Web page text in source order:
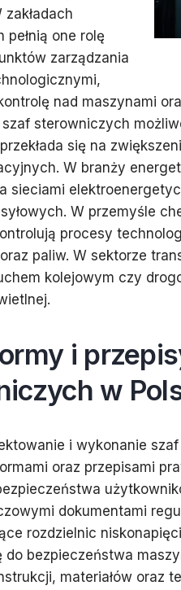
pełnią one rolę
zarządzania
nad maszynami
sterowniczych
się na
W branży
sieciami
W przemyśle
procesy
paliw. W sektorze
kolejowym czy
i
w
i wykonanie
oraz przepisami
dokumentami
rozdzielnic
do bezpieczeństwa
materiałów oraz